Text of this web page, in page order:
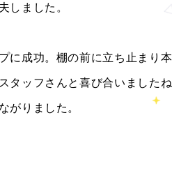
しました。
に成功。棚の前に立ち止まり
タッフさんと喜び合いました
がりました。